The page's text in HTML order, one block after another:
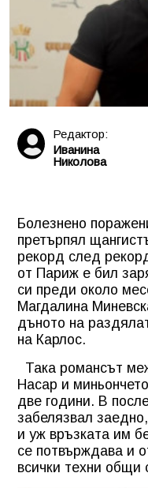
Редактор:
Иванина
Николова
Болезнено
претърпял
рекорд след
от Париж е бил
си преди около
Магдалина
дъното на
на Карлос.
Така романсът
Насар и
две години. В
забелязвал
и уж връзката им
се потвърждава и
всички техни общи